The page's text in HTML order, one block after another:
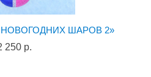
НОВОГОДНИХ ШАРОВ 2»
250 р.